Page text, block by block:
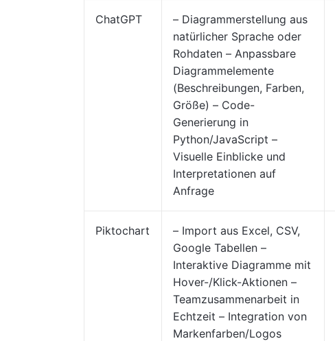
ChatGPT
– Diagrammerstellung aus
natürlicher Sprache oder
Rohdaten – Anpassbare
Diagrammelemente
(Beschreibungen, Farben,
Größe) – Code-
Generierung in
Python/JavaScript –
Visuelle Einblicke und
Interpretationen auf
Anfrage
Piktochart
– Import aus Excel, CSV,
Google Tabellen –
Interaktive Diagramme mit
Hover-/Klick-Aktionen –
Teamzusammenarbeit in
Echtzeit – Integration von
Markenfarben/Logos